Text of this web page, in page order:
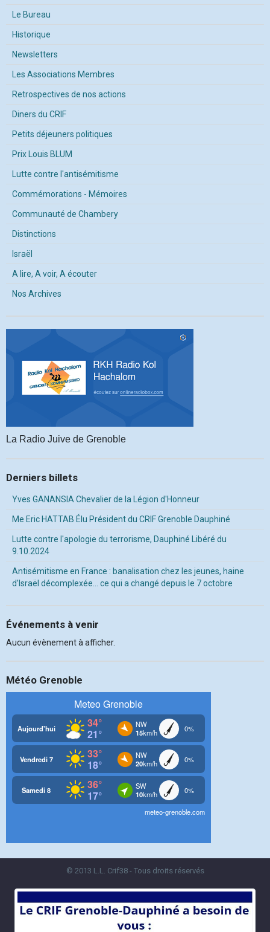
Le Bureau
Historique
Newsletters
Les Associations Membres
Retrospectives de nos actions
Diners du CRIF
Petits déjeuners politiques
Prix Louis BLUM
Lutte contre l'antisémitisme
Commémorations - Mémoires
Communauté de Chambery
Distinctions
Israël
A lire, A voir, A écouter
Nos Archives
La Radio Juive de Grenoble
Derniers billets
Yves GANANSIA Chevalier de la Légion d'Honneur
Me Eric HATTAB Élu Président du CRIF Grenoble Dauphiné
Lutte contre l'apologie du terrorisme, Dauphiné Libéré du
9.10.2024
Antisémitisme en France : banalisation chez les jeunes, haine
d’Israël décomplexée… ce qui a changé depuis le 7 octobre
Événements à venir
Aucun évènement à afficher.
Météo Grenoble
© 2013 L.L. Crif38 - Tous droits réservés